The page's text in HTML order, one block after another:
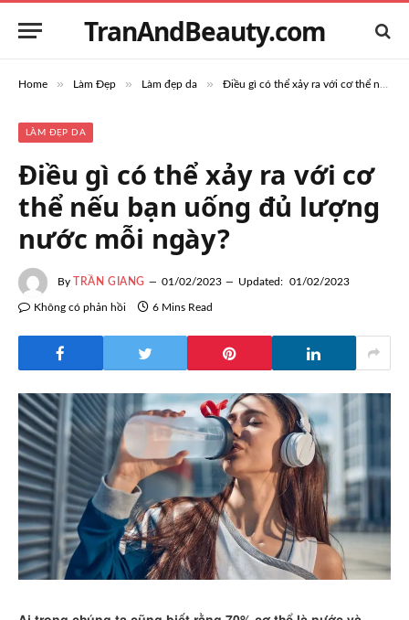
TranAndBeauty.com
Home » Làm Đẹp » Làm đẹp da » Điều gì có thể xảy ra với cơ thể nếu bạn uống đủ lượng nước mỗi ngày?
LÀM ĐẸP DA
Điều gì có thể xảy ra với cơ
thể nếu bạn uống đủ lượng
nước mỗi ngày?
By TRẦN GIANG 01/02/2023 Updated: 01/02/2023
Không có phản hồi 6 Mins Read